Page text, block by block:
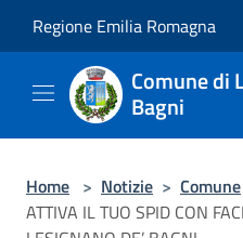
Regione Emilia Romagna
Comune di
Bagni
Home > Notizie > Comune
ATTIVA IL TUO SPID CON